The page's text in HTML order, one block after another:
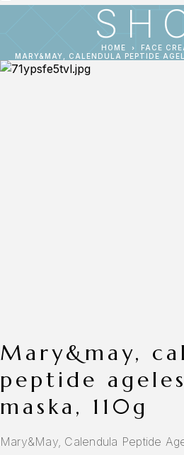
HOME
FACE
MARY&MAY, CALENDULA PEPTIDE
mary&may, calendula
peptide
maska, 110g
Mary&May, Calendula Peptide